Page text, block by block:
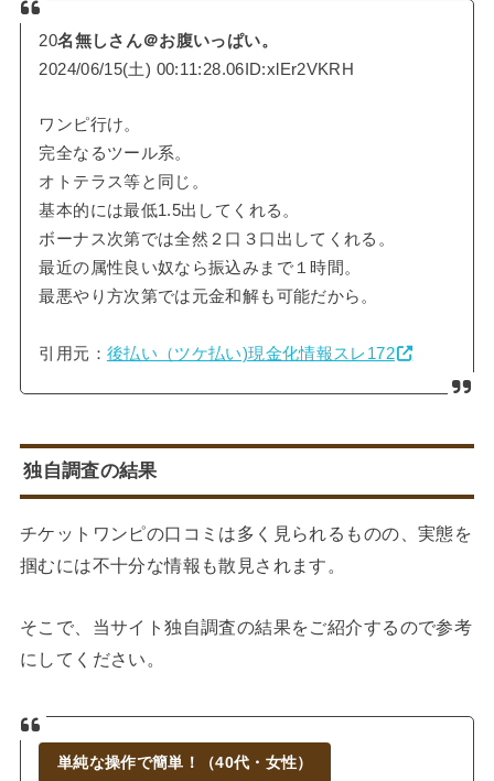
20名無しさん＠お腹いっぱい。
2024/06/15(土) 00:11:28.06ID:xlEr2VKRH
ワンピ行け。
完全なるツール系。
オトテラス等と同じ。
基本的には最低1.5出してくれる。
ボーナス次第では全然２口３口出してくれる。
最近の属性良い奴なら振込みまで１時間。
最悪やり方次第では元金和解も可能だから。
引用元： 後払い（ツケ払い)現金化情報スレ172
独自調査の結果
チケットワンピの口コミは多く見られるものの、実態を
掴むには不十分な情報も散見されます。
そこで、当サイト独自調査の結果をご紹介するので参考
にしてください。
単純な操作で簡単！（40代・女性）